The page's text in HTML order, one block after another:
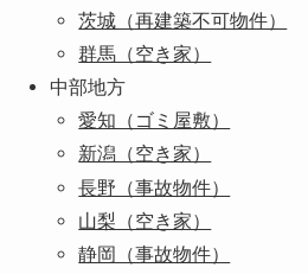
茨城（再建築不可物件）
群馬（空き家）
中部地方
愛知（ゴミ屋敷）
新潟（空き家）
長野（事故物件）
山梨（空き家）
静岡（事故物件）